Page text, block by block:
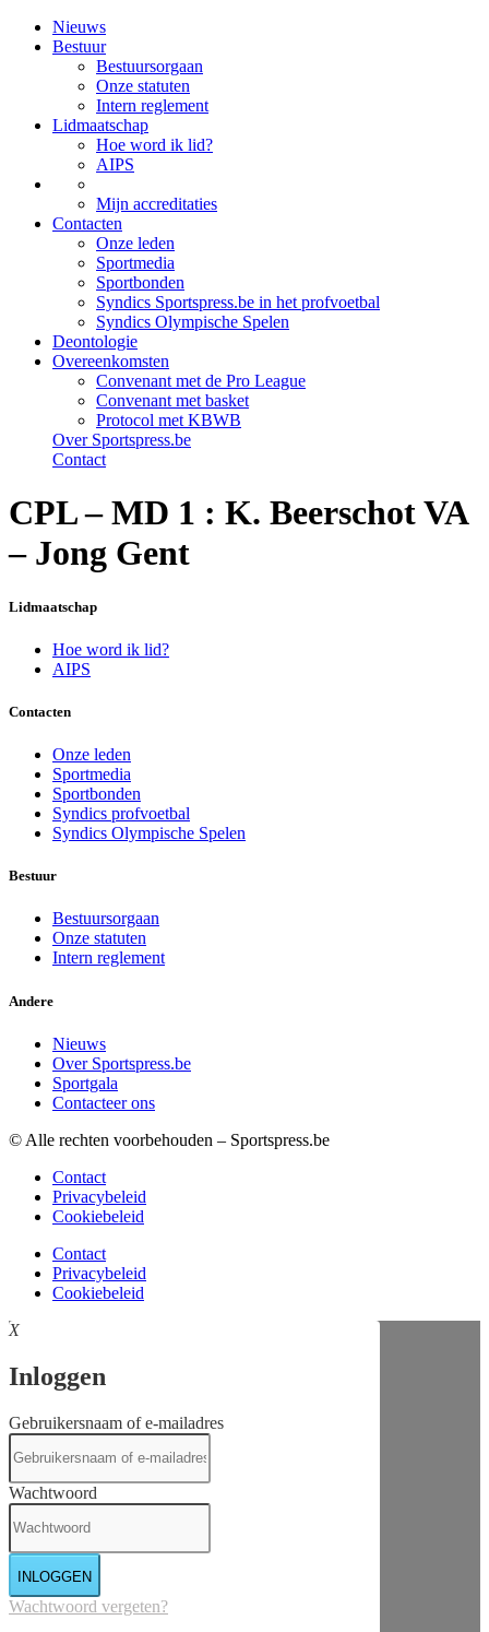
Nieuws
Bestuur
Bestuursorgaan
Onze statuten
Intern reglement
Lidmaatschap
Hoe word ik lid?
AIPS
Mijn accreditaties
Contacten
Onze leden
Sportmedia
Sportbonden
Syndics Sportspress.be in het profvoetbal
Syndics Olympische Spelen
Deontologie
Overeenkomsten
Convenant met de Pro League
Convenant met basket
Protocol met KBWB
Over Sportspress.be
Contact
CPL – MD 1 : K. Beerschot VA
– Jong Gent
Lidmaatschap
Hoe word ik lid?
AIPS
Contacten
Onze leden
Sportmedia
Sportbonden
Syndics profvoetbal
Syndics Olympische Spelen
Bestuur
Bestuursorgaan
Onze statuten
Intern reglement
Andere
Nieuws
Over Sportspress.be
Sportgala
Contacteer ons
© Alle rechten voorbehouden – Sportspress.be
Contact
Privacybeleid
Cookiebeleid
Contact
Privacybeleid
Cookiebeleid
X
Inloggen
Gebruikersnaam of e-mailadres
Wachtwoord
INLOGGEN
Wachtwoord vergeten?